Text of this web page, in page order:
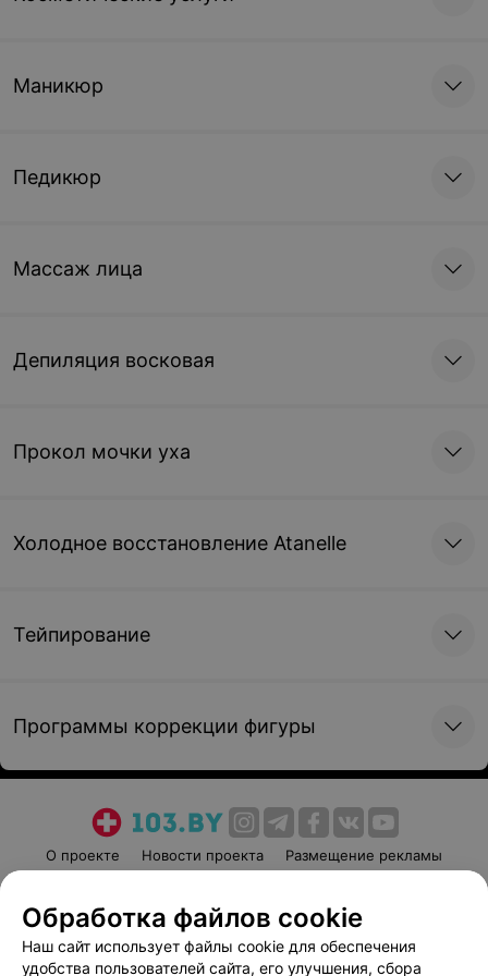
Маникюр
Педикюр
Массаж лица
Депиляция восковая
Прокол мочки уха
Холодное восстановление Atanelle
Тейпирование
Программы коррекции фигуры
О проекте Новости проекта
Размещение рекламы
Пользовательское соглашение
Способы оплаты
Вакансии
Партнеры
Обработка файлов cookie
Наш сайт использует файлы cookie для обеспечения
удобства пользователей сайта, его улучшения, сбора